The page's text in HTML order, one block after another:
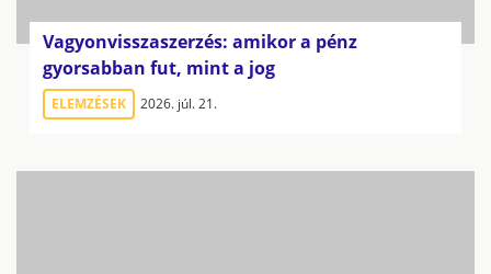
Vagyonvisszaszerzés: amikor a pénz
gyorsabban fut, mint a jog
ELEMZÉSEK 2026. júl. 21.